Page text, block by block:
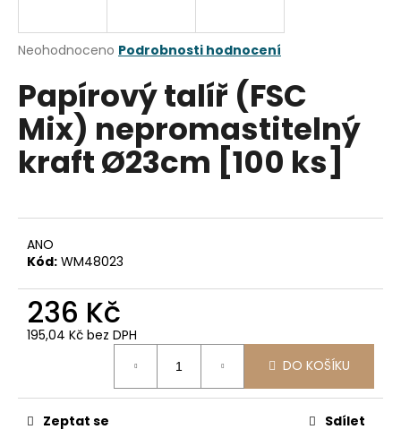
Průměrné
produktu
je
0,0
5
hvězdiček.
Neohodnoceno Podrobnosti hodnocení
Papírový talíř (FSC
Mix) nepromastitelný
kraft Ø23cm [100 ks]
ANO
Kód: WM48023
236 Kč
195,04 Kč bez DPH
DO KOŠÍKU
Zeptat se Sdílet
j
t
?
D
o
p
o
č
u